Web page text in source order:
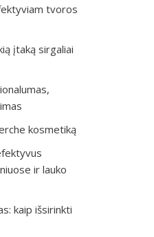
tvoros
įtaką sirgaliai
kosmetiką
ir lauko
kaip išsirinkti